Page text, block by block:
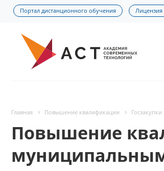
Портал дистанционного обучения Лицензия
Главная Повышение квалификации Госзакупки
Повышение